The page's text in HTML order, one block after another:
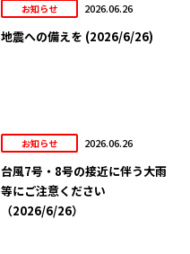
お知らせ 2026.06.26
地震への備えを (2026/6/26)
お知らせ 2026.06.26
台風7号・8号の接近に伴う大雨
等にご注意ください
（2026/6/26）